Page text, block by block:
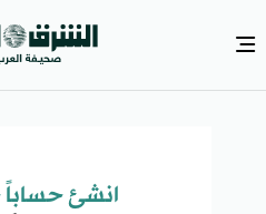
انشئ